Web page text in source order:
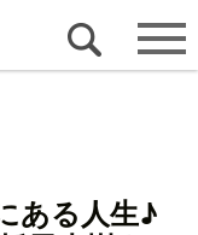
ある人生♪